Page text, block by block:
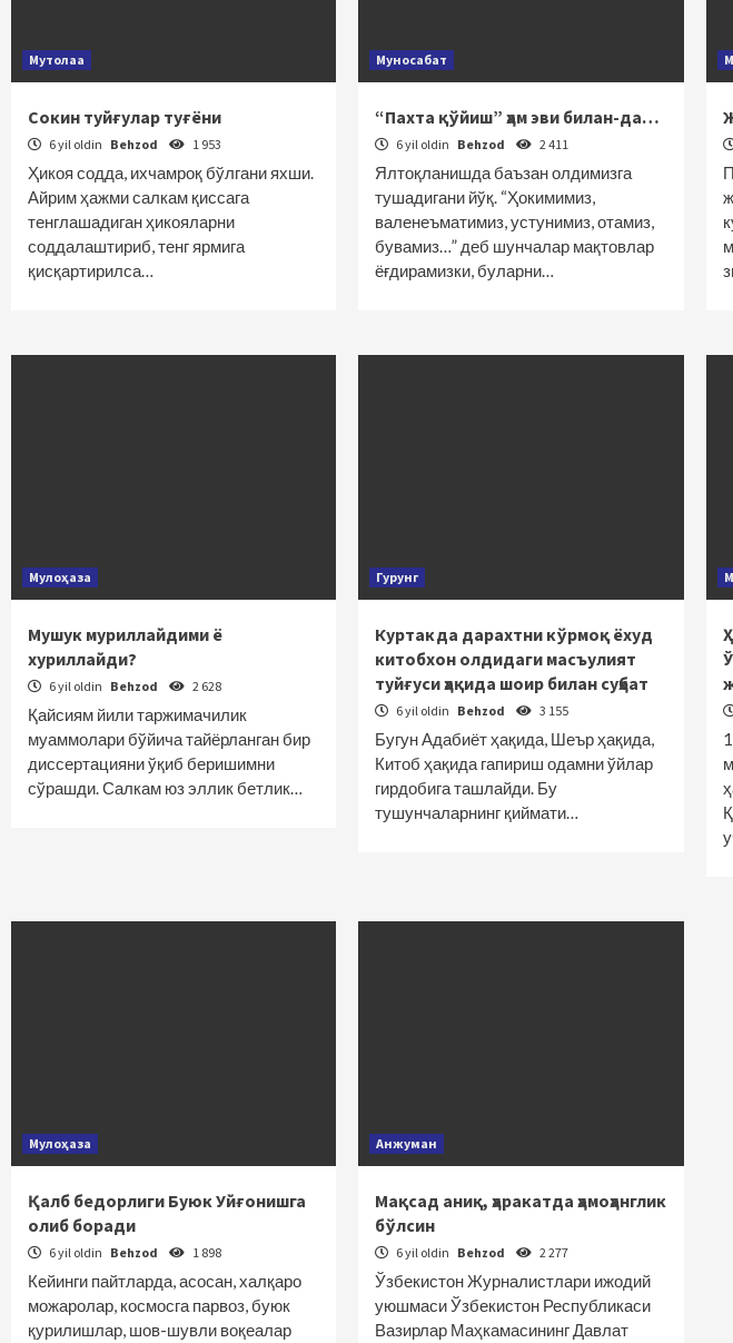
Мутолаа
Сокин туйғулар туғёни
6 yil oldin Behzod 1 953
Ҳикоя содда, ихчамроқ бўлгани яхши.
Айрим ҳажми салкам қиссага
тенглашадиган ҳикояларни
соддалаштириб, тенг ярмига
қисқартирилса…
Муносабат
“Пахта қўйиш” ҳам эви билан-да…
6 yil oldin Behzod 2 411
Ялтоқланишда баъзан олдимизга
тушадигани йўқ. “Ҳокимимиз,
валенеъматимиз, устунимиз, отамиз,
бувамиз…” деб шунчалар мақтовлар
ёғдирамизки, буларни…
Мулоҳаза
Мушук муриллайдими ё
хуриллайди?
6 yil oldin Behzod 2 628
Қайсиям йили таржимачилик
муаммолари бўйича тайёрланган бир
диссертацияни ўқиб беришимни
сўрашди. Салкам юз эллик бетлик…
Гурунг
Куртакда дарахтни кўрмоқ ёхуд
китобхон олдидаги масъулият
туйғуси ҳақида шоир билан суҳбат
6 yil oldin Behzod 3 155
Бугун Адабиёт ҳақида, Шеър ҳақида,
Китоб ҳақида гапириш одамни ўйлар
гирдобига ташлайди. Бу
тушунчаларнинг қиймати…
Мулоҳаза
Қалб бедорлиги Буюк Уйғонишга
олиб боради
6 yil oldin Behzod 1 898
Кейинги пайтларда, асосан, халқаро
можаролар, космосга парвоз, буюк
қурилишлар, шов-шувли воқеалар
Анжуман
Мақсад аниқ, ҳаракатда ҳамоҳанглик
бўлсин
6 yil oldin Behzod 2 277
Ўзбекистон Журналистлари ижодий
уюшмаси Ўзбекистон Республикаси
Вазирлар Маҳкамасининг Давлат